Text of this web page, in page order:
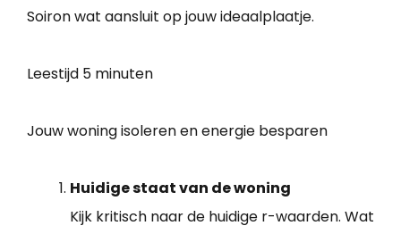
Soiron wat aansluit op jouw ideaalplaatje.
Leestijd 5 minuten
Jouw woning isoleren en energie besparen
Huidige staat van de woning
Kijk kritisch naar de huidige r-waarden. Wat